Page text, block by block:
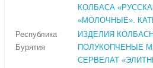
КОЛБАСА
«МОЛОЧНЫЕ».
Республика
Бурятия
ИЗДЕЛИЯ
ПОЛУКОПЧЕНЫЕ
СЕРВЕЛАТ